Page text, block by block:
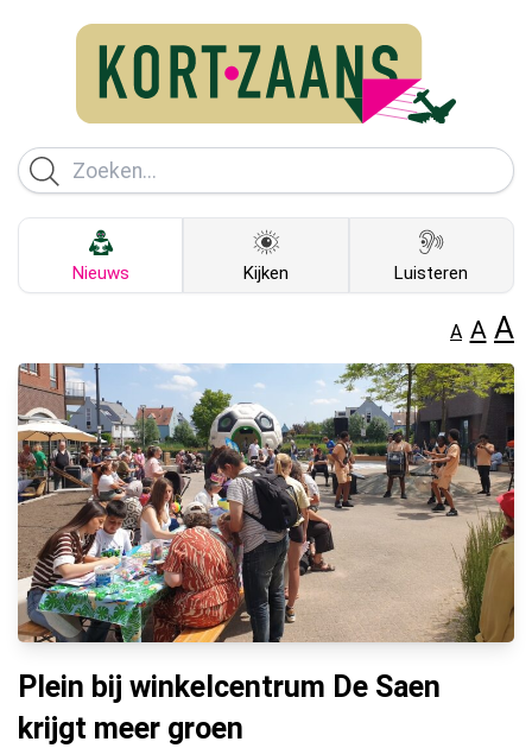
Nieuws Kijken Luisteren
A A A
Plein bij winkelcentrum De Saen
krijgt meer groen